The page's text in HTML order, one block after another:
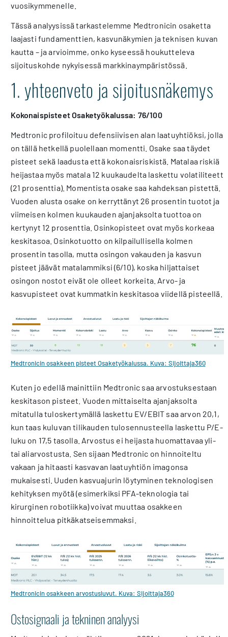
vuosikymmenelle.
Tässä analyysissä tarkastelemme Medtronicin osaketta
laajasti fundamenttien, kasvunäkymien ja teknisen kuvan
kautta – ja arvioimme, onko kyseessä houkutteleva
sijoituskohde nykyisessä markkinaympäristössä.
1. yhteenveto ja sijoitusnäkemys
Kokonaispisteet Osaketyökalussa: 76/100
Medtronic profiloituu defensiivisen alan laatuyhtiöksi, jolla
on tällä hetkellä puolellaan momentti. Osake saa täydet
pisteet sekä laadusta että kokonaisriskistä. Matalaa riskiä
heijastaa myös matala 12 kuukaudelta laskettu volatiliteetti
(21 prosenttia). Momentista osake saa kahdeksan pistettä.
Vuoden alusta osake on kerryttänyt 26 prosentin tuotot ja
viimeisen kolmen kuukauden ajanjaksolta tuottoa on
kertynyt 12 prosenttia. Osinkopisteet ovat myös korkeaa
keskitasoa. Osinkotuotto on kilpailullisella kolmen
prosentin tasolla, mutta osingon vakauden ja kasvun
pisteet jäävät matalammiksi (6/10), koska hiljattaiset
osingon nostot eivät ole olleet korkeita. Arvo- ja
kasvupisteet ovat kummatkin keskitasoa viidellä pisteellä.
Medtronicin osakkeen pisteet Osaketyökalussa. Kuva: Sijoittaja360
Kuten jo edellä mainittiin Medtronic saa arvostuksestaan
keskitason pisteet. Vuoden mittaiselta ajanjaksolta
mitatulla tuloskertymällä laskettu EV/EBIT saa arvon 20,1,
kun taas kuluvan tilikauden tulosennusteella laskettu P/E-
luku on 17,5 tasolla. Arvostus ei heijasta huomattavaa yli-
tai aliarvostusta. Sen sijaan Medtronic on hinnoiteltu
vakaan ja hitaasti kasvavan laatuyhtiön imagonsa
mukaisesti. Uuden kasvuajurin löytyminen teknologisen
kehityksen myötä (esimerkiksi PFA-teknologia tai
kirurginen robotiikka) voivat muuttaa osakkeen
hinnoittelua pitkäkatseisemmaksi.
Medtronicin osakkeen arvostusluvut. Kuva: Sijoittaja360
Ostosignaali ja tekninen analyysi